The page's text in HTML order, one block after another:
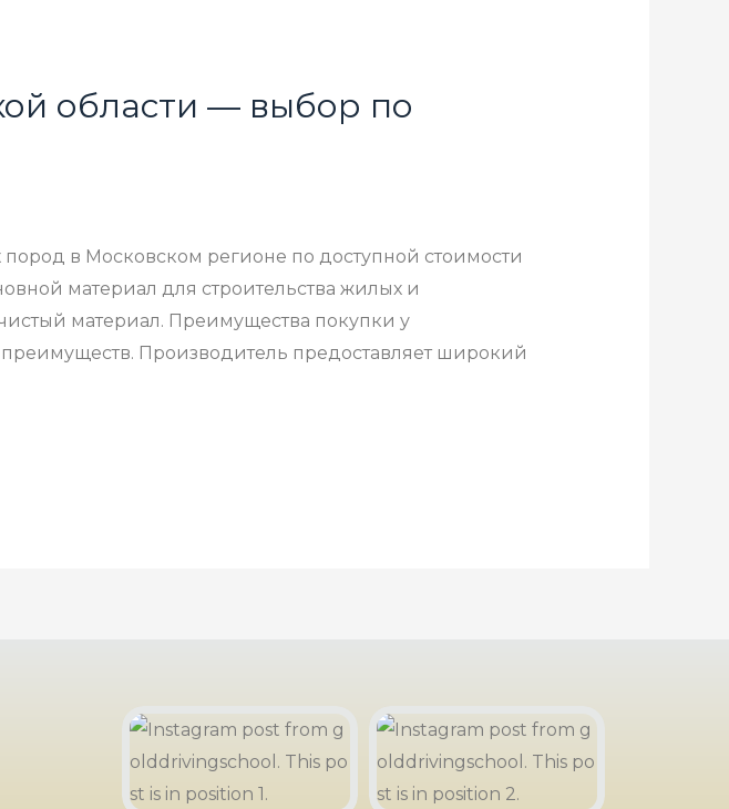
области — выбор по
пород в Московском регионе по доступной стоимости
материал для строительства жилых и
материал. Преимущества покупки у
Производитель предоставляет широкий